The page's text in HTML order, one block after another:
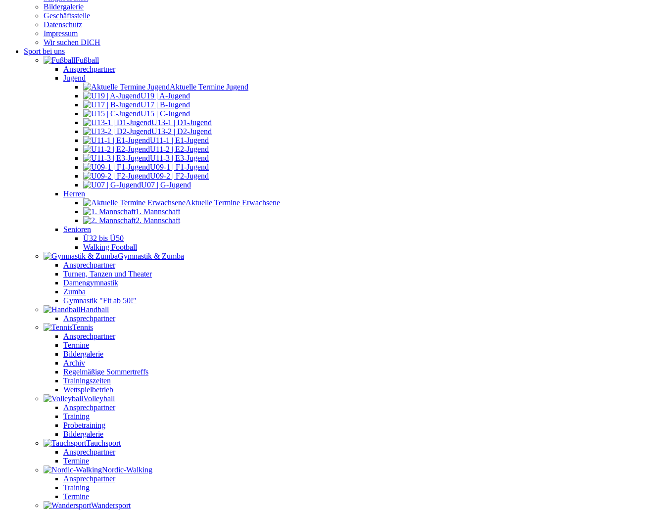
Bildergalerie
Geschäftsstelle
Datenschutz
Impressum
Wir suchen DICH
Sport bei uns
Fußball
Ansprechpartner
Jugend
Aktuelle Termine Jugend
U19 | A-Jugend
U17 | B-Jugend
U15 | C-Jugend
U13-1 | D1-Jugend
U13-2 | D2-Jugend
U11-1 | E1-Jugend
U11-2 | E2-Jugend
U11-3 | E3-Jugend
U09-1 | F1-Jugend
U09-2 | F2-Jugend
U07 | G-Jugend
Herren
Aktuelle Termine Erwachsene
1. Mannschaft
2. Mannschaft
Senioren
Ü32 bis Ü50
Walking Football
Gymnastik & Zumba
Ansprechpartner
Turnen, Tanzen und Theater
Damengymnastik
Zumba
Gymnastik "Fit ab 50!"
Handball
Ansprechpartner
Tennis
Ansprechpartner
Termine
Bildergalerie
Archiv
Regelmäßige Sommertreffs
Trainingszeiten
Wettspielbetrieb
Volleyball
Ansprechpartner
Training
Probetraining
Bildergalerie
Tauchsport
Ansprechpartner
Termine
Nordic-Walking
Ansprechpartner
Training
Termine
Wandersport